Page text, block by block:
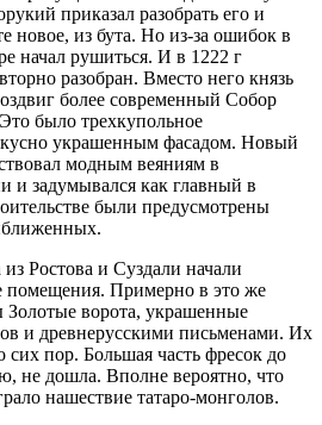
приказал разобрать его и
новое, из бута. Но из-за ошибок в
начал рушиться. И в 1222 г
разобран. Вместо него князь
более современный Собор
было трехкупольное
украшенным фасадом. Новый
модным веяниям в
и задумывался как главный в
были предусмотрены
Ростова и Суздали начали
помещения. Примерно в это же
ворота, украшенные
и древнерусскими письменами. Их
сих пор. Большая часть фресок до
не дошла. Вполне вероятно, что
нашествие татаро-монголов.